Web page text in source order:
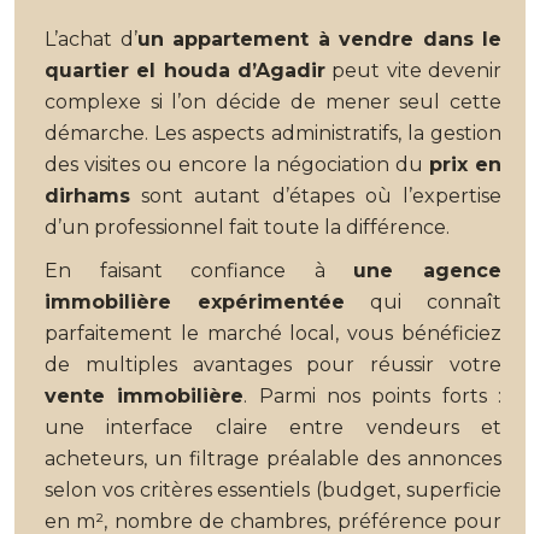
L’achat d’un appartement à vendre dans le
quartier el houda d’Agadir peut vite devenir
complexe si l’on décide de mener seul cette
démarche. Les aspects administratifs, la gestion
des visites ou encore la négociation du prix en
dirhams sont autant d’étapes où l’expertise
d’un professionnel fait toute la différence.
En faisant confiance à une agence
immobilière expérimentée qui connaît
parfaitement le marché local, vous bénéficiez
de multiples avantages pour réussir votre
vente immobilière. Parmi nos points forts :
une interface claire entre vendeurs et
acheteurs, un filtrage préalable des annonces
selon vos critères essentiels (budget, superficie
en m², nombre de chambres, préférence pour